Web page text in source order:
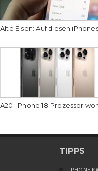
Alte Eisen: Auf diesen
A20: iPhone 18-Prozessor
TIPPS
IPHONE